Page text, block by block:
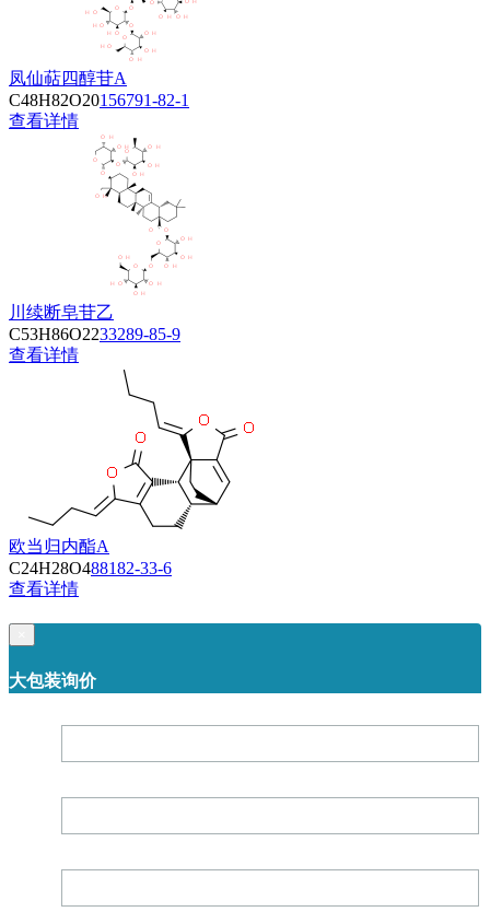
凤仙萜四醇苷A
C48H82O20156791-82-1
查看详情
川续断皂苷乙
C53H86O2233289-85-9
查看详情
欧当归内酯A
C24H28O488182-33-6
查看详情
大包装询价